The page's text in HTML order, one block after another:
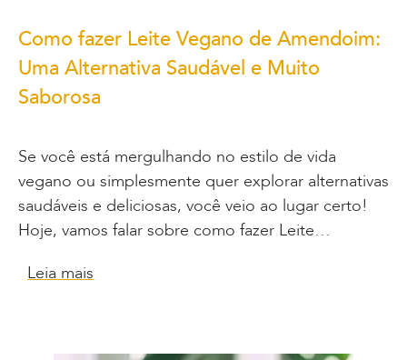
Como fazer Leite Vegano de Amendoim:
Uma Alternativa Saudável e Muito
Saborosa
Se você está mergulhando no estilo de vida
vegano ou simplesmente quer explorar alternativas
saudáveis e deliciosas, você veio ao lugar certo!
Hoje, vamos falar sobre como fazer Leite…
Leia mais